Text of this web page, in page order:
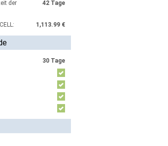
der
42 Tage
1,113.99 €
30 Tage